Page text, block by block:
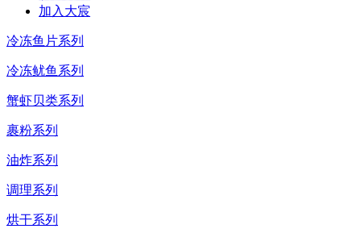
加入大宸
冷冻鱼片系列
冷冻鱿鱼系列
蟹虾贝类系列
裹粉系列
油炸系列
调理系列
烘干系列